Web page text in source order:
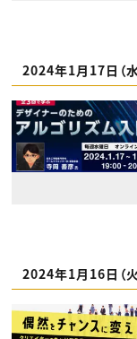
2024年1月17日（
2024年1月16日（